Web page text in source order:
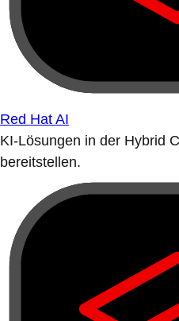
Red Hat AI
KI-Lösungen in der Hybrid
bereitstellen.